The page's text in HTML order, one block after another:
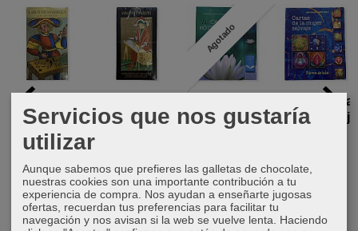
Mayores
Tarot de
Marsella
11,00 €
Visconti
Agotado
Ho'oponopono
Cartas de la
mujer salvaje
Servicios que nos gustaría
utilizar
Aunque sabemos que prefieres las galletas de chocolate,
nuestras cookies son una importante contribución a tu
experiencia de compra. Nos ayudan a enseñarte jugosas
ofertas, recuerdan tus preferencias para facilitar tu
navegación y nos avisan si la web se vuelve lenta. Haciendo